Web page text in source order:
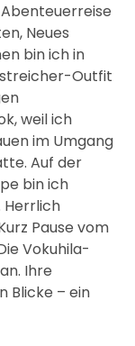
Neues
bin ich in
Outfit
weil ich
im Umgang
Auf der
bin ich
Herrlich
Pause vom
Vokuhila-
Ihre
Blicke – ein